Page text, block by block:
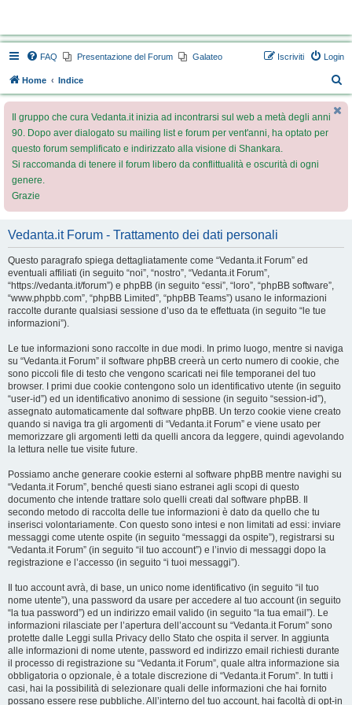
FAQ Presentazione del Forum Galateo Login
Iscriviti
Home Indice
e
Il gruppo che cura Vedanta.it inizia ad incontrarsi sul web a metà degli anni
90. Dopo aver dialogato su mailing list e forum per vent'anni, ha optato per
questo forum semplificato e indirizzato alla visione di Shankara.
Si raccomanda di tenere il forum libero da conflittualità e oscurità di ogni
genere.
Grazie
Vedanta.it Forum - Trattamento dei dati personali
Questo paragrafo spiega dettagliatamente come “Vedanta.it Forum” ed
eventuali affiliati (in seguito “noi”, “nostro”, “Vedanta.it Forum”,
“https://vedanta.it/forum”) e phpBB (in seguito “essi”, “loro”, “phpBB software”,
“www.phpbb.com”, “phpBB Limited”, “phpBB Teams”) usano le informazioni
raccolte durante qualsiasi sessione d’uso da te effettuata (in seguito “le tue
informazioni”).
Le tue informazioni sono raccolte in due modi. In primo luogo, mentre si naviga
su “Vedanta.it Forum” il software phpBB creerà un certo numero di cookie, che
sono piccoli file di testo che vengono scaricati nei file temporanei del tuo
browser. I primi due cookie contengono solo un identificativo utente (in seguito
“user-id”) ed un identificativo anonimo di sessione (in seguito “session-id”),
assegnato automaticamente dal software phpBB. Un terzo cookie viene creato
quando si naviga tra gli argomenti di “Vedanta.it Forum” e viene usato per
memorizzare gli argomenti letti da quelli ancora da leggere, quindi agevolando
la lettura nelle tue visite future.
Possiamo anche generare cookie esterni al software phpBB mentre navighi su
“Vedanta.it Forum”, benché questi siano estranei agli scopi di questo
documento che intende trattare solo quelli creati dal software phpBB. Il
secondo metodo di raccolta delle tue informazioni è dato da quello che tu
inserisci volontariamente. Con questo sono intesi e non limitati ad essi: inviare
messaggi come utente ospite (in seguito “messaggi da ospite”), registrarsi su
“Vedanta.it Forum” (in seguito “il tuo account”) e l’invio di messaggi dopo la
registrazione e l’accesso (in seguito “i tuoi messaggi”).
Il tuo account avrà, di base, un unico nome identificativo (in seguito “il tuo
nome utente”), una password da usare per accedere al tuo account (in seguito
“la tua password”) ed un indirizzo email valido (in seguito “la tua email”). Le
informazioni rilasciate per l’apertura dell’account su “Vedanta.it Forum” sono
protette dalle Leggi sulla Privacy dello Stato che ospita il server. In aggiunta
alle informazioni di nome utente, password ed indirizzo email richiesti durante
il processo di registrazione su “Vedanta.it Forum”, quale altra informazione sia
obbligatoria o opzionale, è a totale discrezione di “Vedanta.it Forum”. In tutti i
casi, hai la possibilità di selezionare quali delle informazioni che hai fornito
possano essere rese pubbliche. All’interno del tuo account, hai facoltà di opt-in